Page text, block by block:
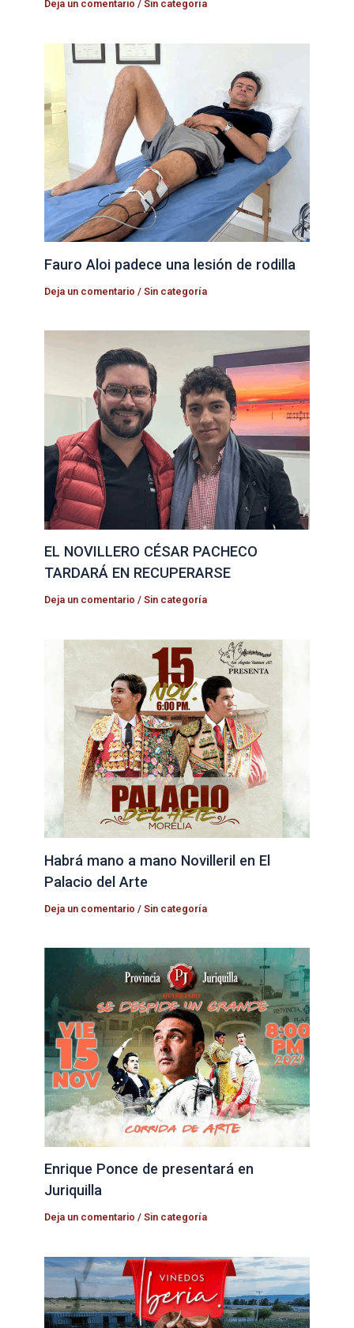
Deja un comentario /Sin categoría
Fauro Aloi padece una lesión de rodilla
Deja un comentario /Sin categoría
EL NOVILLERO CÉSAR PACHECO
TARDARÁ EN RECUPERARSE
Deja un comentario /Sin categoría
Habrá mano a mano Novilleril en El
Palacio del Arte
Deja un comentario /Sin categoría
Enrique Ponce de presentará en
Juriquilla
Deja un comentario /Sin categoría